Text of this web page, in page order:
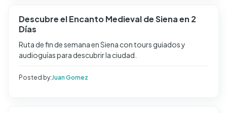
Descubre el Encanto Medieval de Siena en 2
Días
Ruta de fin de semana en Siena con tours guiados y
audioguías para descubrir la ciudad.
Posted by:Juan Gomez